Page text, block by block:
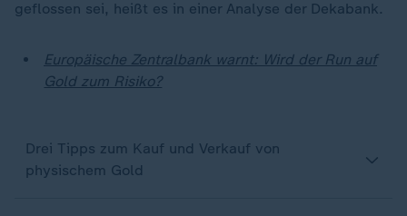
geflossen sei, heißt es in einer Analyse der Dekabank.
Europäische Zentralbank warnt: Wird der Run auf
Gold zum Risiko?
Drei Tipps zum Kauf und Verkauf von
physischem Gold